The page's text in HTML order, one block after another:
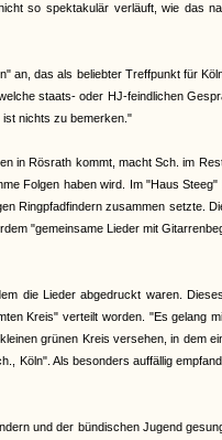
so spektakulär verläuft, wie das
an, das als beliebter Treffpunkt für
staats- oder HJ-feindlichen
nichts zu bemerken."
in Rösrath kommt, macht Sch. im
Folgen haben wird. Im "Haus
Ringpfadfindern zusammen setzte.
"gemeinsame Lieder mit
die Lieder abgedruckt waren.
Kreis" verteilt worden. "Es gelang
grünen Kreis versehen, in dem
Köln". Als besonders auffällig
und der bündischen Jugend